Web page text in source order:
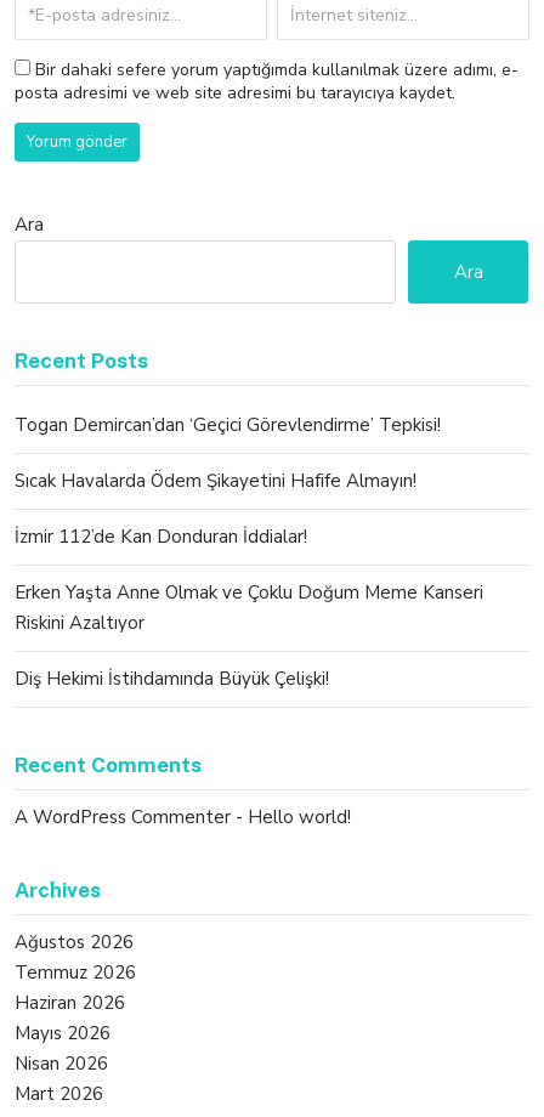
Bir dahaki sefere yorum yaptığımda kullanılmak üzere adımı, e-
posta adresimi ve web site adresimi bu tarayıcıya kaydet.
Ara
Ara
Recent Posts
Togan Demircan’dan ‘Geçici Görevlendirme’ Tepkisi!
Sıcak Havalarda Ödem Şikayetini Hafife Almayın!
İzmir 112’de Kan Donduran İddialar!
Erken Yaşta Anne Olmak ve Çoklu Doğum Meme Kanseri
Riskini Azaltıyor
Diş Hekimi İstihdamında Büyük Çelişki!
Recent Comments
A WordPress Commenter - Hello world!
Archives
Ağustos 2026
Temmuz 2026
Haziran 2026
Mayıs 2026
Nisan 2026
Mart 2026